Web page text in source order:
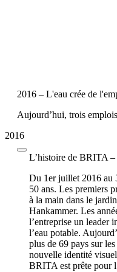
2016 – L'eau crée de
Aujourd’hui, trois
2016
L’histoire de BRITA
Du 1er juillet 2016 au
50 ans. Les premiers
à la main dans le
Hankammer. Les
l’entreprise un leader
l’eau potable.
plus de 69 pays sur
nouvelle identité
BRITA est prête pour